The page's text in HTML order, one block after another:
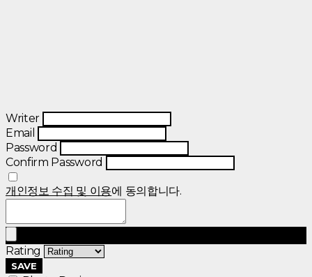
Writer
Email
Password
Confirm Password
개인정보 수집 및 이용에 동의합니다.
Rating
SAVE